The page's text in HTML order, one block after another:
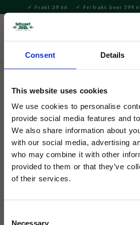
Consent Details
This website uses cookies
We use cookies to personalise
provide social media features and
We also share information about
with our social media, advertising
who may combine it with other
provided to them or that they’ve
of their services.
Necessary
Meny
Frakt 39 KR Fri frakt över 399
Servering & Dukning
Puramic
Bestie Termos Anka
​Denna charmiga termos i form av en
på, den är också praktisk!
eller varm i timmar.